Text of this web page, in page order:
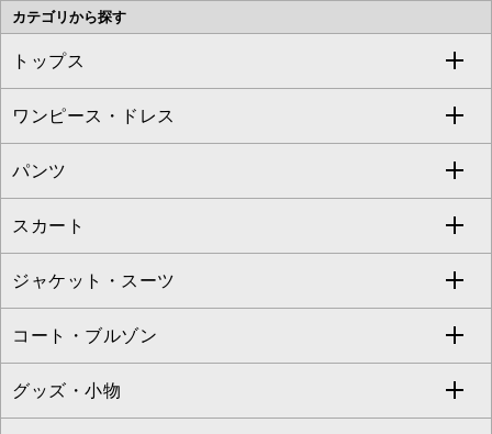
OFUON le MK
MK MICHEL KLEIN HOMME
MK MICHEL KLEIN BAG
カテゴリから探す
トップス
すべてのトップス
カットソー・Tシャツ
ブラウス・シャツ
ニット・セーター
カーディガン
アンサンブルセット
ワンピース・ドレス
すべてのワンピース・ドレス
ワンピース
ドレス
チュニック
ジャンパースカート
パンツ
すべてのパンツ
フルレングスパンツ
クロップド・半端丈パンツ
ガウチョ・ワイドパンツ
スカート
すべてのスカート
ロング・マキシ丈スカート
ひざ丈スカート
ジャケット・スーツ
すべてのジャケット・スーツ
テーラードジャケット
コート・ブルゾン
すべてのコート・ブルゾン
グッズ・小物